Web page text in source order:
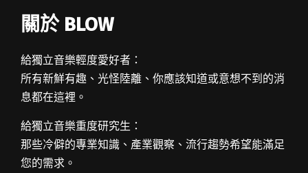
關於 BLOW
給獨立音樂輕度愛好者：
所有新鮮有趣、光怪陸離、你應該知道或意想不到的消
息都在這裡。
給獨立音樂重度研究生：
那些冷僻的專業知識、產業觀察、流行趨勢希望能滿足
您的需求。